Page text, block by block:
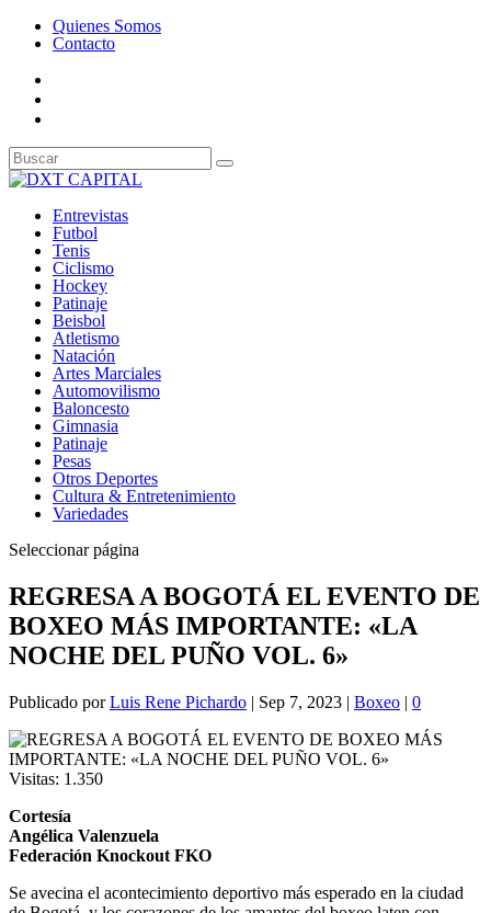
Quienes Somos
Contacto
Entrevistas
Futbol
Tenis
Ciclismo
Hockey
Patinaje
Beisbol
Atletismo
Natación
Artes Marciales
Automovilismo
Baloncesto
Gimnasia
Patinaje
Pesas
Otros Deportes
Cultura & Entretenimiento
Variedades
Seleccionar página
REGRESA A BOGOTÁ EL EVENTO DE
BOXEO MÁS IMPORTANTE: «LA
NOCHE DEL PUÑO VOL. 6»
Publicado porLuis Rene Pichardo | Sep 7, 2023 | Boxeo | 0
Visitas: 1.350
Cortesía
Angélica Valenzuela
Federación Knockout FKO
Se avecina el acontecimiento deportivo más esperado en la ciudad